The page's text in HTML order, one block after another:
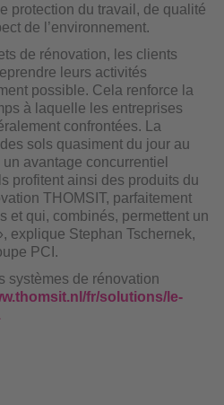
protection du travail, de qualité
de l’environnement.
de rénovation, les clients
leurs activités
possible. Cela renforce la
à laquelle les entreprises
confrontées. La
sols quasiment du jour au
avantage concurrentiel
profitent ainsi des produits du
THOMSIT, parfaitement
et qui, combinés, permettent un
explique Stephan Tschernek,
PCI.
systèmes de rénovation
fr/solutions/le-